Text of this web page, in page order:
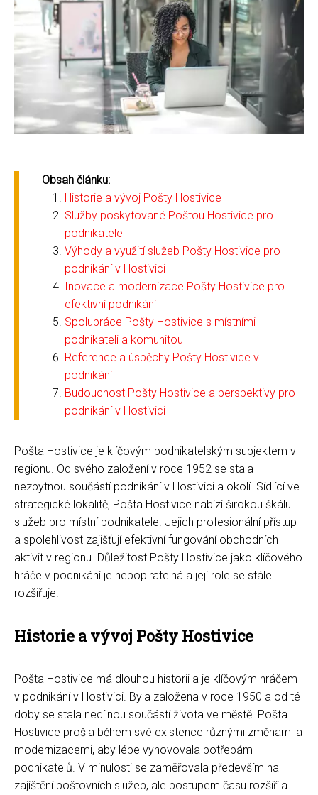
Obsah článku:
Historie a vývoj Pošty Hostivice
Služby poskytované Poštou Hostivice pro
podnikatele
Výhody a využití služeb Pošty Hostivice pro
podnikání v Hostivici
Inovace a modernizace Pošty Hostivice pro
efektivní podnikání
Spolupráce Pošty Hostivice s místními
podnikateli a komunitou
Reference a úspěchy Pošty Hostivice v
podnikání
Budoucnost Pošty Hostivice a perspektivy pro
podnikání v Hostivici
Pošta Hostivice je klíčovým podnikatelským subjektem v
regionu. Od svého založení v roce 1952 se stala
nezbytnou součástí podnikání v Hostivici a okolí. Sídlící ve
strategické lokalitě, Pošta Hostivice nabízí širokou škálu
služeb pro místní podnikatele. Jejich profesionální přístup
a spolehlivost zajišťují efektivní fungování obchodních
aktivit v regionu. Důležitost Pošty Hostivice jako klíčového
hráče v podnikání je nepopiratelná a její role se stále
rozšiřuje.
Historie a vývoj Pošty Hostivice
Pošta Hostivice má dlouhou historii a je klíčovým hráčem
v podnikání v Hostivici. Byla založena v roce 1950 a od té
doby se stala nedílnou součástí života ve městě. Pošta
Hostivice prošla během své existence různými změnami a
modernizacemi, aby lépe vyhovovala potřebám
podnikatelů. V minulosti se zaměřovala především na
zajištění poštovních služeb, ale postupem času rozšířila